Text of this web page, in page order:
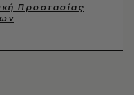
Προστασίας